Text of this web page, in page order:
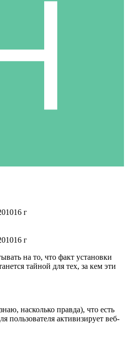
16 г
16 г
на то, что факт установки
тайной для тех, за кем эти
насколько правда), что есть
пользователя активизирует веб-